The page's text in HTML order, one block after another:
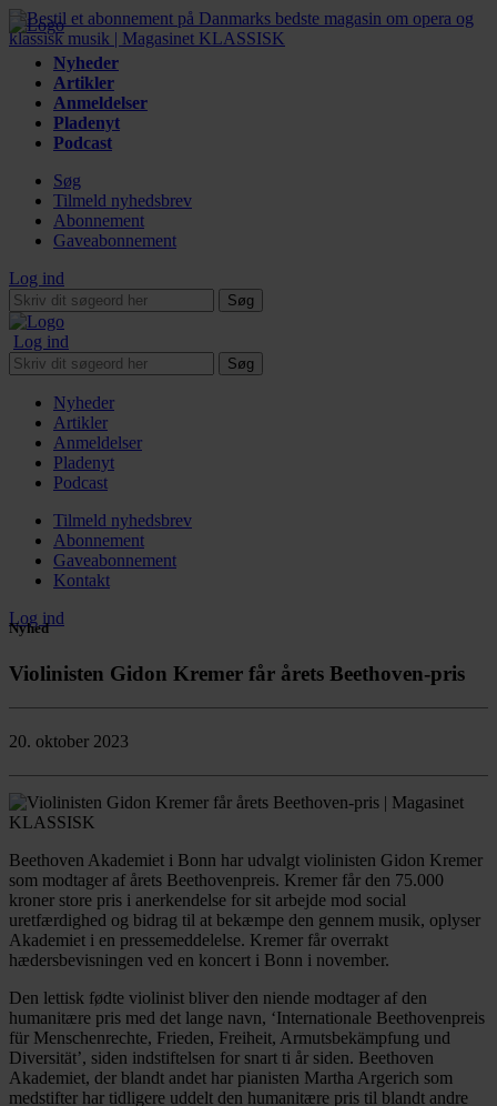
Nyheder
Artikler
Anmeldelser
Pladenyt
Podcast
Søg
Tilmeld nyhedsbrev
Abonnement
Gaveabonnement
Log ind
Søg
Log ind
Søg
Nyheder
Artikler
Anmeldelser
Pladenyt
Podcast
Tilmeld nyhedsbrev
Abonnement
Gaveabonnement
Kontakt
Log ind
Nyhed
Violinisten Gidon Kremer får årets Beethoven-pris
20. oktober 2023
Beethoven Akademiet i Bonn har udvalgt violinisten Gidon Kremer
som modtager af årets Beethovenpreis. Kremer får den 75.000
kroner store pris i anerkendelse for sit arbejde mod social
uretfærdighed og bidrag til at bekæmpe den gennem musik, oplyser
Akademiet i en pressemeddelelse. Kremer får overrakt
hædersbevisningen ved en koncert i Bonn i november.
Den lettisk fødte violinist bliver den niende modtager af den
humanitære pris med det lange navn, ‘Internationale Beethovenpreis
für Menschenrechte, Frieden, Freiheit, Armutsbekämpfung und
Diversität’, siden indstiftelsen for snart ti år siden. Beethoven
Akademiet, der blandt andet har pianisten Martha Argerich som
medstifter har tidligere uddelt den humanitære pris til blandt andre